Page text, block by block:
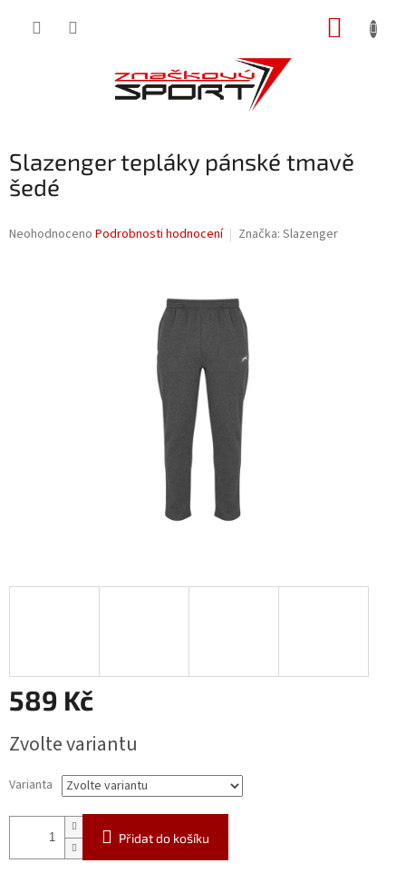
Slazenger tepláky pánské tmavě
šedé
Průměrné
Neohodnoceno Podrobnosti hodnocení Značka: Slazenger
589 Kč
cena:
Zvolte variantu
Varianta
Přidat do košíku